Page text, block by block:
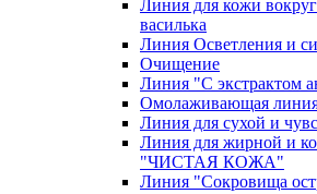
Линия для кожи вокруг
василька
Линия Осветления и
Очищение
Линия "С экстрактом
Омолаживающая
Линия для сухой и
Линия для жирной и
"ЧИСТАЯ КОЖА"
Линия "Сокровища